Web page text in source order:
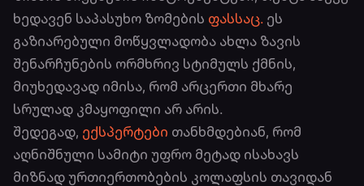
ხედავენ საპასუხო ზომების ფასსაც. ეს
გაზიარებული მოწყვლადობა ახლა ზავის
შენარჩუნების ორმხრივ სტიმულს ქმნის,
მიუხედავად იმისა, რომ არცერთი მხარე
სრულად კმაყოფილი არ არის.
შედეგად, ექსპერტები თანხმდებიან, რომ
აღნიშნული სამიტი უფრო მეტად ისახავს
მიზნად ურთიერთობების კოლაფსის თავიდან